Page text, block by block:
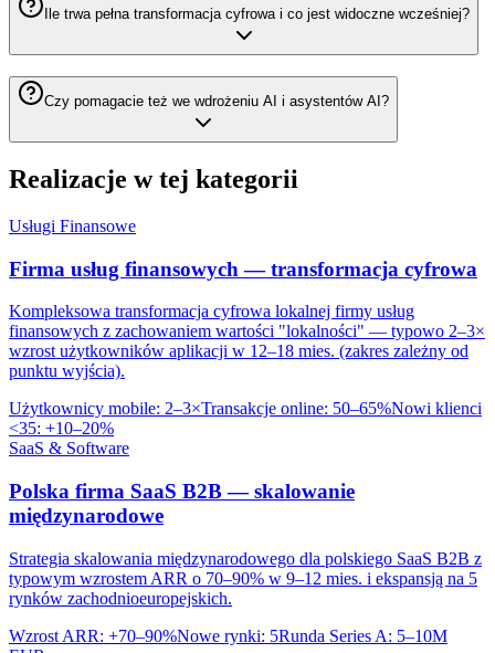
Ile trwa pełna transformacja cyfrowa i co jest widoczne wcześniej?
Czy pomagacie też we wdrożeniu AI i asystentów AI?
Realizacje w tej kategorii
Usługi Finansowe
Firma usług finansowych — transformacja cyfrowa
Kompleksowa transformacja cyfrowa lokalnej firmy usług
finansowych z zachowaniem wartości "lokalności" — typowo 2–3×
wzrost użytkowników aplikacji w 12–18 mies. (zakres zależny od
punktu wyjścia).
Użytkownicy mobile: 2–3×Transakcje online: 50–65%Nowi klienci
<35: +10–20%
SaaS & Software
Polska firma SaaS B2B — skalowanie
międzynarodowe
Strategia skalowania międzynarodowego dla polskiego SaaS B2B z
typowym wzrostem ARR o 70–90% w 9–12 mies. i ekspansją na 5
rynków zachodnioeuropejskich.
Wzrost ARR: +70–90%Nowe rynki: 5Runda Series A: 5–10M